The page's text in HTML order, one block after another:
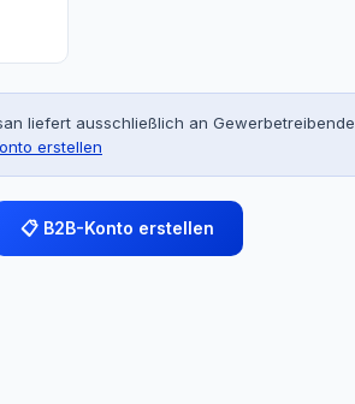
liefert ausschließlich an Gewerbetreibende
erstellen
📋 B2B-Konto erstellen